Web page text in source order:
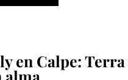
en Calpe: Terra
alma